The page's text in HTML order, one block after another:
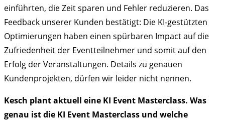
einführten, die Zeit sparen und Fehler reduzieren. Das
Feedback unserer Kunden bestätigt: Die KI-gestützten
Optimierungen haben einen spürbaren Impact auf die
Zufriedenheit der Eventteilnehmer und somit auf den
Erfolg der Veranstaltungen. Details zu genauen
Kundenprojekten, dürfen wir leider nicht nennen.
Kesch plant aktuell eine KI Event Masterclass. Was
genau ist die KI Event Masterclass und welche